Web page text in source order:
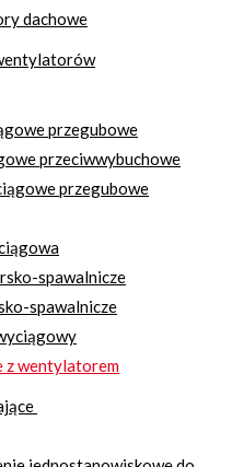
dachowe
przegubowe
przeciwwybuchowe
przegubowe
spawalnicze
spawalnicze
z wentylatorem